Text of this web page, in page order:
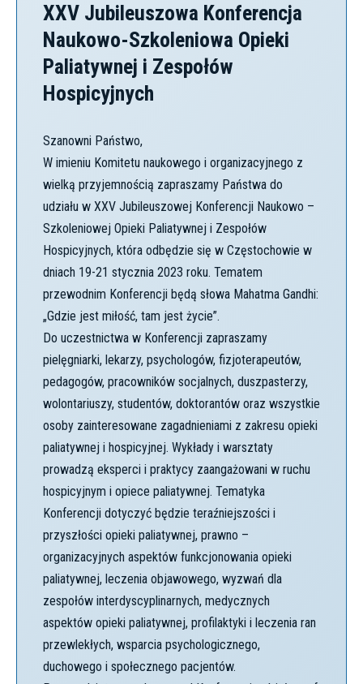
XXV Jubileuszowa Konferencja
Naukowo-Szkoleniowa Opieki
Paliatywnej i Zespołów
Hospicyjnych
Szanowni Państwo,
W imieniu Komitetu naukowego i organizacyjnego z
wielką przyjemnością zapraszamy Państwa do
udziału w XXV Jubileuszowej Konferencji Naukowo –
Szkoleniowej Opieki Paliatywnej i Zespołów
Hospicyjnych, która odbędzie się w Częstochowie w
dniach 19-21 stycznia 2023 roku. Tematem
przewodnim Konferencji będą słowa Mahatma Gandhi:
„Gdzie jest miłość, tam jest życie”.
Do uczestnictwa w Konferencji zapraszamy
pielęgniarki, lekarzy, psychologów, fizjoterapeutów,
pedagogów, pracowników socjalnych, duszpasterzy,
wolontariuszy, studentów, doktorantów oraz wszystkie
osoby zainteresowane zagadnieniami z zakresu opieki
paliatywnej i hospicyjnej. Wykłady i warsztaty
prowadzą eksperci i praktycy zaangażowani w ruchu
hospicyjnym i opiece paliatywnej. Tematyka
Konferencji dotyczyć będzie teraźniejszości i
przyszłości opieki paliatywnej, prawno –
organizacyjnych aspektów funkcjonowania opieki
paliatywnej, leczenia objawowego, wyzwań dla
zespołów interdyscyplinarnych, medycznych
aspektów opieki paliatywnej, profilaktyki i leczenia ran
przewlekłych, wsparcia psychologicznego,
duchowego i społecznego pacjentów.